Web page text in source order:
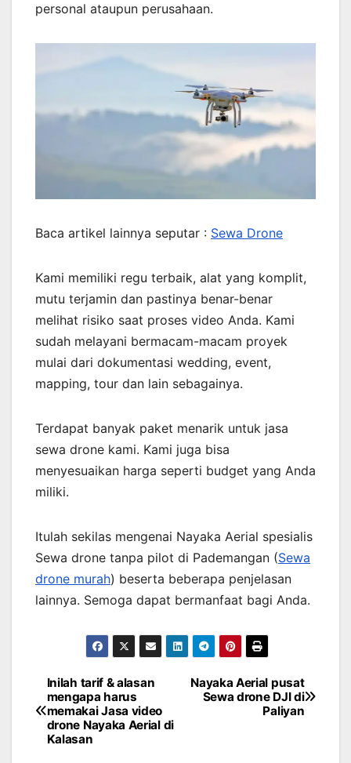
personal ataupun perusahaan.
Baca artikel lainnya seputar : Sewa Drone
Kami memiliki regu terbaik, alat yang komplit,
mutu terjamin dan pastinya benar-benar
melihat risiko saat proses video Anda. Kami
sudah melayani bermacam-macam proyek
mulai dari dokumentasi wedding, event,
mapping, tour dan lain sebagainya.
Terdapat banyak paket menarik untuk jasa
sewa drone kami. Kami juga bisa
menyesuaikan harga seperti budget yang Anda
miliki.
Itulah sekilas mengenai Nayaka Aerial spesialis
Sewa drone tanpa pilot di Pademangan (Sewa
drone murah) beserta beberapa penjelasan
lainnya. Semoga dapat bermanfaat bagi Anda.
Post
navigation
Nayaka Aerial pusat
Sewa drone DJI di
Paliyan
Inilah tarif & alasan
mengapa harus
memakai Jasa video
drone Nayaka Aerial di
Kalasan